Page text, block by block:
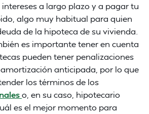
a largo plazo y a pagar tu
algo muy habitual para quien
de la hipoteca de su vivienda.
es importante tener en cuenta
pueden tener penalizaciones
anticipada, por lo que
los términos de los
o, en su caso, hipotecario
es el mejor momento para